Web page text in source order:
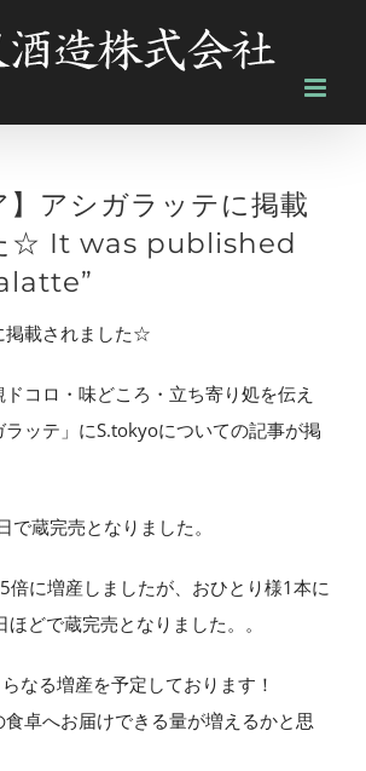
】アシガラッテに掲載
☆ It was published
載されました☆
コロ・味どころ・立ち寄り処を伝え
ラッテ」にS.tokyoについての記事が掲
蔵完売となりました。
に増産しましたが、おひとり様1本に
どで蔵完売となりました。。
なる増産を予定しております！
食卓へお届けできる量が増えるかと思